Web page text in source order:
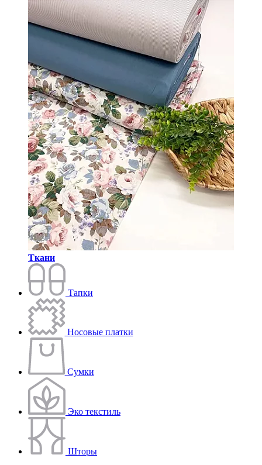
Ткани
Тапки
Носовые платки
Сумки
Эко текстиль
Шторы